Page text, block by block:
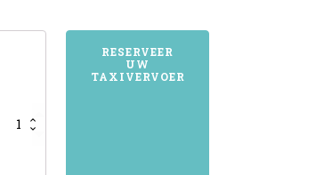
6629APPELTERNRESERVEER
UW
TAXIVERVOER